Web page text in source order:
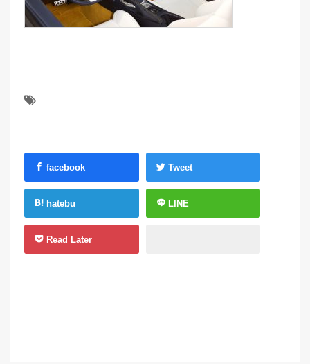
facebook Tweet
hatebu LINE
Read Later